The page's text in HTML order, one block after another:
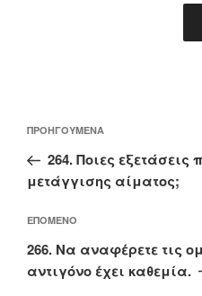
άρθρων
Προηγούμενο
άρθρο
ΠΡΟΗΓΟΎΜΕΝΑ
264. Ποιες εξετάσεις
μετάγγισης αίματος;
Επόμενο
άρθρο
ΕΠΌΜΕΝΟ
266. Να αναφέρετε τις
αντιγόνο έχει καθεμία.